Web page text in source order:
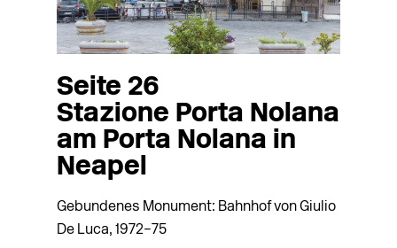
Seite 26
Stazione Porta Nolana
am Porta Nolana in
Neapel
Gebundenes Monument: Bahnhof von Giulio
De Luca, 1972–75